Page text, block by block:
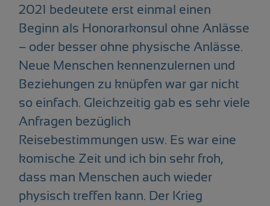
2021 bedeutete erst einmal einen
Beginn als Honorarkonsul ohne Anlässe
– oder besser ohne physische Anlässe.
Neue Menschen kennenzulernen und
Beziehungen zu knüpfen war gar nicht
so einfach. Gleichzeitig gab es sehr viele
Anfragen bezüglich
Reisebestimmungen usw. Es war eine
komische Zeit und ich bin sehr froh,
dass man Menschen auch wieder
physisch treffen kann. Der Krieg